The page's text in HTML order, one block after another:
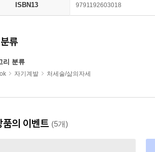
ISBN13 9791192603018
류
리 분류
자기계발 처세술/삶의자세
품의 이벤트 (5개)